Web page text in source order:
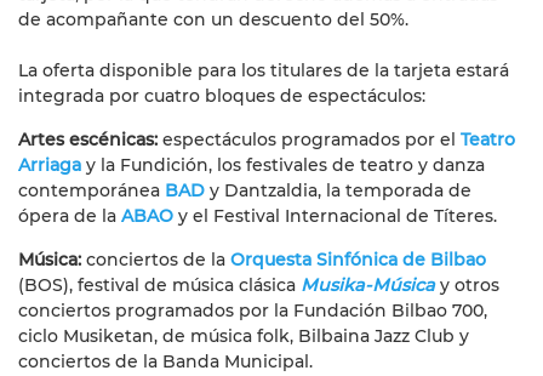
de acompañante con un descuento del 50%.
La oferta disponible para los titulares de la tarjeta estará
integrada por cuatro bloques de espectáculos:
Artes escénicas: espectáculos programados por el Teatro
Arriaga y la Fundición, los festivales de teatro y danza
contemporánea BAD y Dantzaldia, la temporada de
ópera de la ABAO y el Festival Internacional de Títeres.
Música: conciertos de la Orquesta Sinfónica de Bilbao
(BOS), festival de música clásica Musika-Músicay otros
conciertos programados por la Fundación Bilbao 700,
ciclo Musiketan, de música folk, Bilbaina Jazz Club y
conciertos de la Banda Municipal.